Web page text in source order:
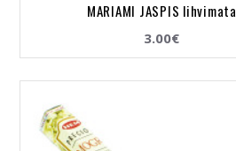
MARIAMI JASPIS lihvimata
3.00€